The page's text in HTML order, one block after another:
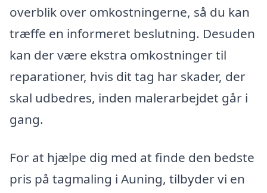
overblik over omkostningerne, så du kan
træffe en informeret beslutning. Desuden
kan der være ekstra omkostninger til
reparationer, hvis dit tag har skader, der
skal udbedres, inden malerarbejdet går i
gang.
For at hjælpe dig med at finde den bedste
pris på tagmaling i Auning, tilbyder vi en